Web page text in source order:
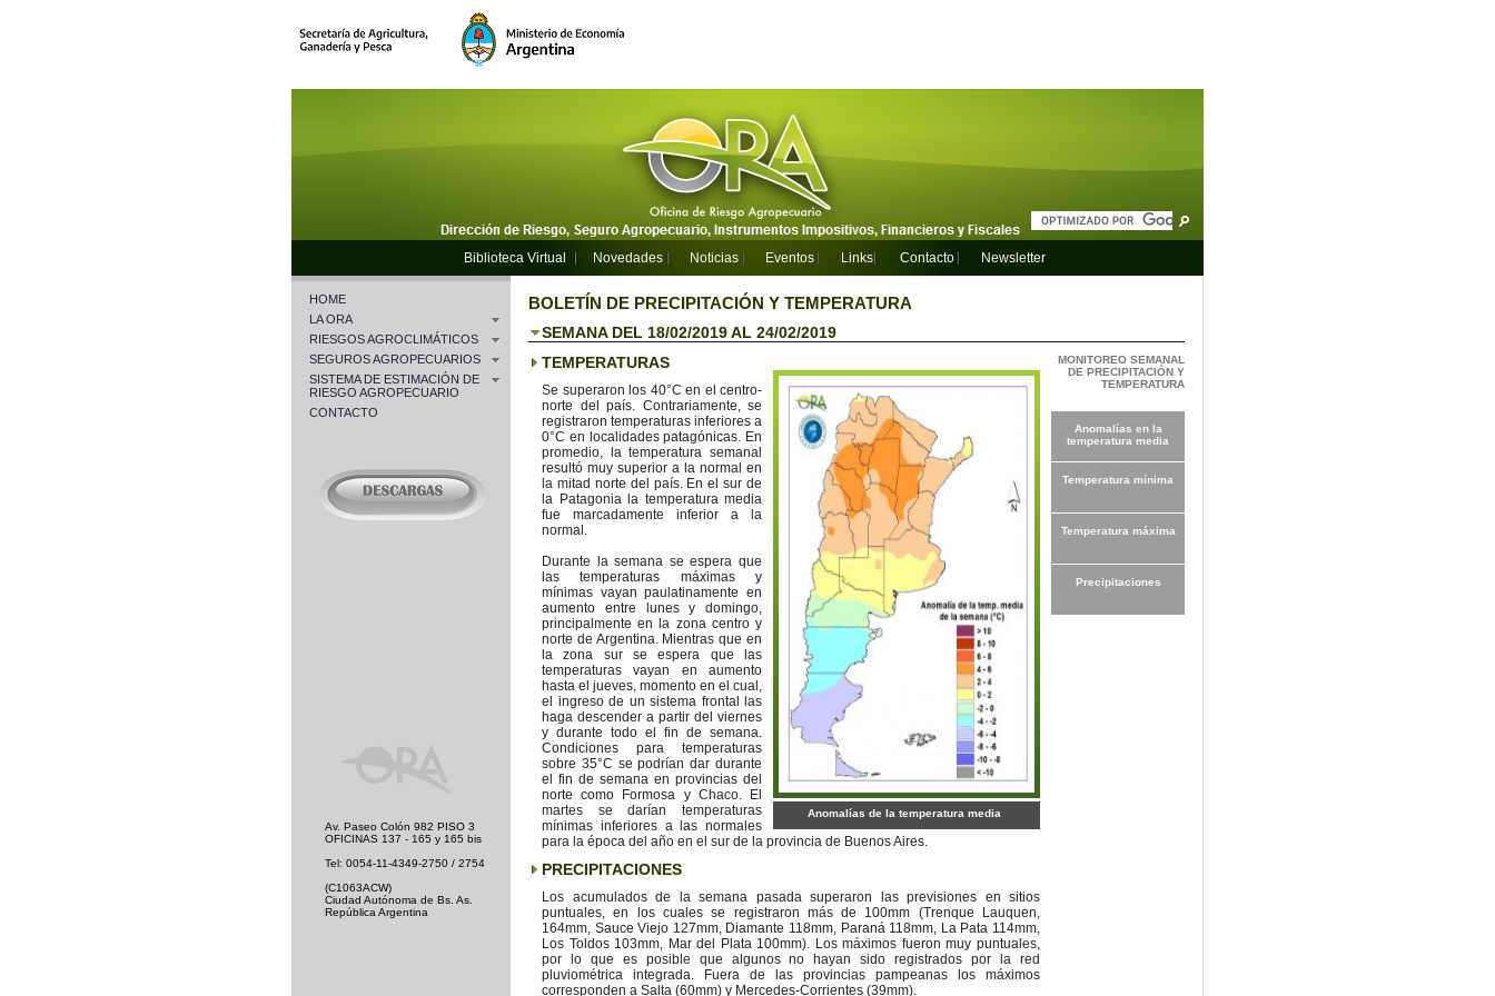
Biblioteca Virtual Novedades Noticias Eventos Links Contacto Newsletter
HOME
LA ORA
RIESGOS AGROCLIMÁTICOS
SEGUROS AGROPECUARIOS
SISTEMA DE ESTIMACIÓN DE
RIESGO AGROPECUARIO
CONTACTO
BOLETÍN DE PRECIPITACIÓN Y TEMPERATURA
SEMANA DEL 18/02/2019 AL 24/02/2019
MONITOREO SEMANAL
DE PRECIPITACIÓN Y
TEMPERATURA
Anomalías en la
temperatura media
Temperatura mínima
Temperatura máxima
Precipitaciones
Anomalías de la temperatura media
TEMPERATURAS
Se superaron los 40°C en el centro-
norte del país. Contrariamente, se
registraron temperaturas inferiores a
0°C en localidades patagónicas. En
promedio, la temperatura semanal
resultó muy superior a la normal en
la mitad norte del país. En el sur de
la Patagonia la temperatura media
fue marcadamente inferior a la
normal.
Durante la semana se espera que
las temperaturas máximas y
mínimas vayan paulatinamente en
aumento entre lunes y domingo,
principalmente en la zona centro y
norte de Argentina. Mientras que en
la zona sur se espera que las
temperaturas vayan en aumento
hasta el jueves, momento en el cual,
el ingreso de un sistema frontal las
haga descender a partir del viernes
y durante todo el fin de semana.
Condiciones para temperaturas
sobre 35°C se podrían dar durante
el fin de semana en provincias del
norte como Formosa y Chaco. El
martes se darían temperaturas
mínimas inferiores a las normales
para la época del año en el sur de la provincia de Buenos Aires.
PRECIPITACIONES
Los acumulados de la semana pasada superaron las previsiones en sitios
puntuales, en los cuales se registraron más de 100mm (Trenque Lauquen,
164mm, Sauce Viejo 127mm, Diamante 118mm, Paraná 118mm, La Pata 114mm,
Los Toldos 103mm, Mar del Plata 100mm). Los máximos fueron muy puntuales,
por lo que es posible que algunos no hayan sido registrados por la red
pluviométrica integrada. Fuera de las provincias pampeanas los máximos
corresponden a Salta (60mm) y Mercedes-Corrientes (39mm).
Av. Paseo Colón 982 PISO 3
OFICINAS 137 - 165 y 165 bis
Tel: 0054-11-4349-2750 / 2754
(C1063ACW)
Ciudad Autónoma de Bs. As.
República Argentina